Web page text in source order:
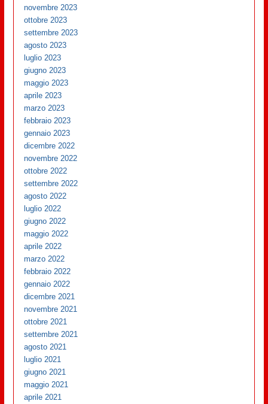
novembre 2023
ottobre 2023
settembre 2023
agosto 2023
luglio 2023
giugno 2023
maggio 2023
aprile 2023
marzo 2023
febbraio 2023
gennaio 2023
dicembre 2022
novembre 2022
ottobre 2022
settembre 2022
agosto 2022
luglio 2022
giugno 2022
maggio 2022
aprile 2022
marzo 2022
febbraio 2022
gennaio 2022
dicembre 2021
novembre 2021
ottobre 2021
settembre 2021
agosto 2021
luglio 2021
giugno 2021
maggio 2021
aprile 2021